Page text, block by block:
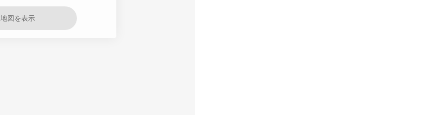
地図を表示